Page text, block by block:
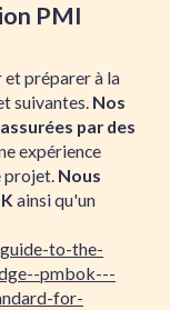
PMI
préparer à la
suivantes. Nos
par des
expérience
projet. Nous
ainsi qu'un
to-the-
pmbok---
for-